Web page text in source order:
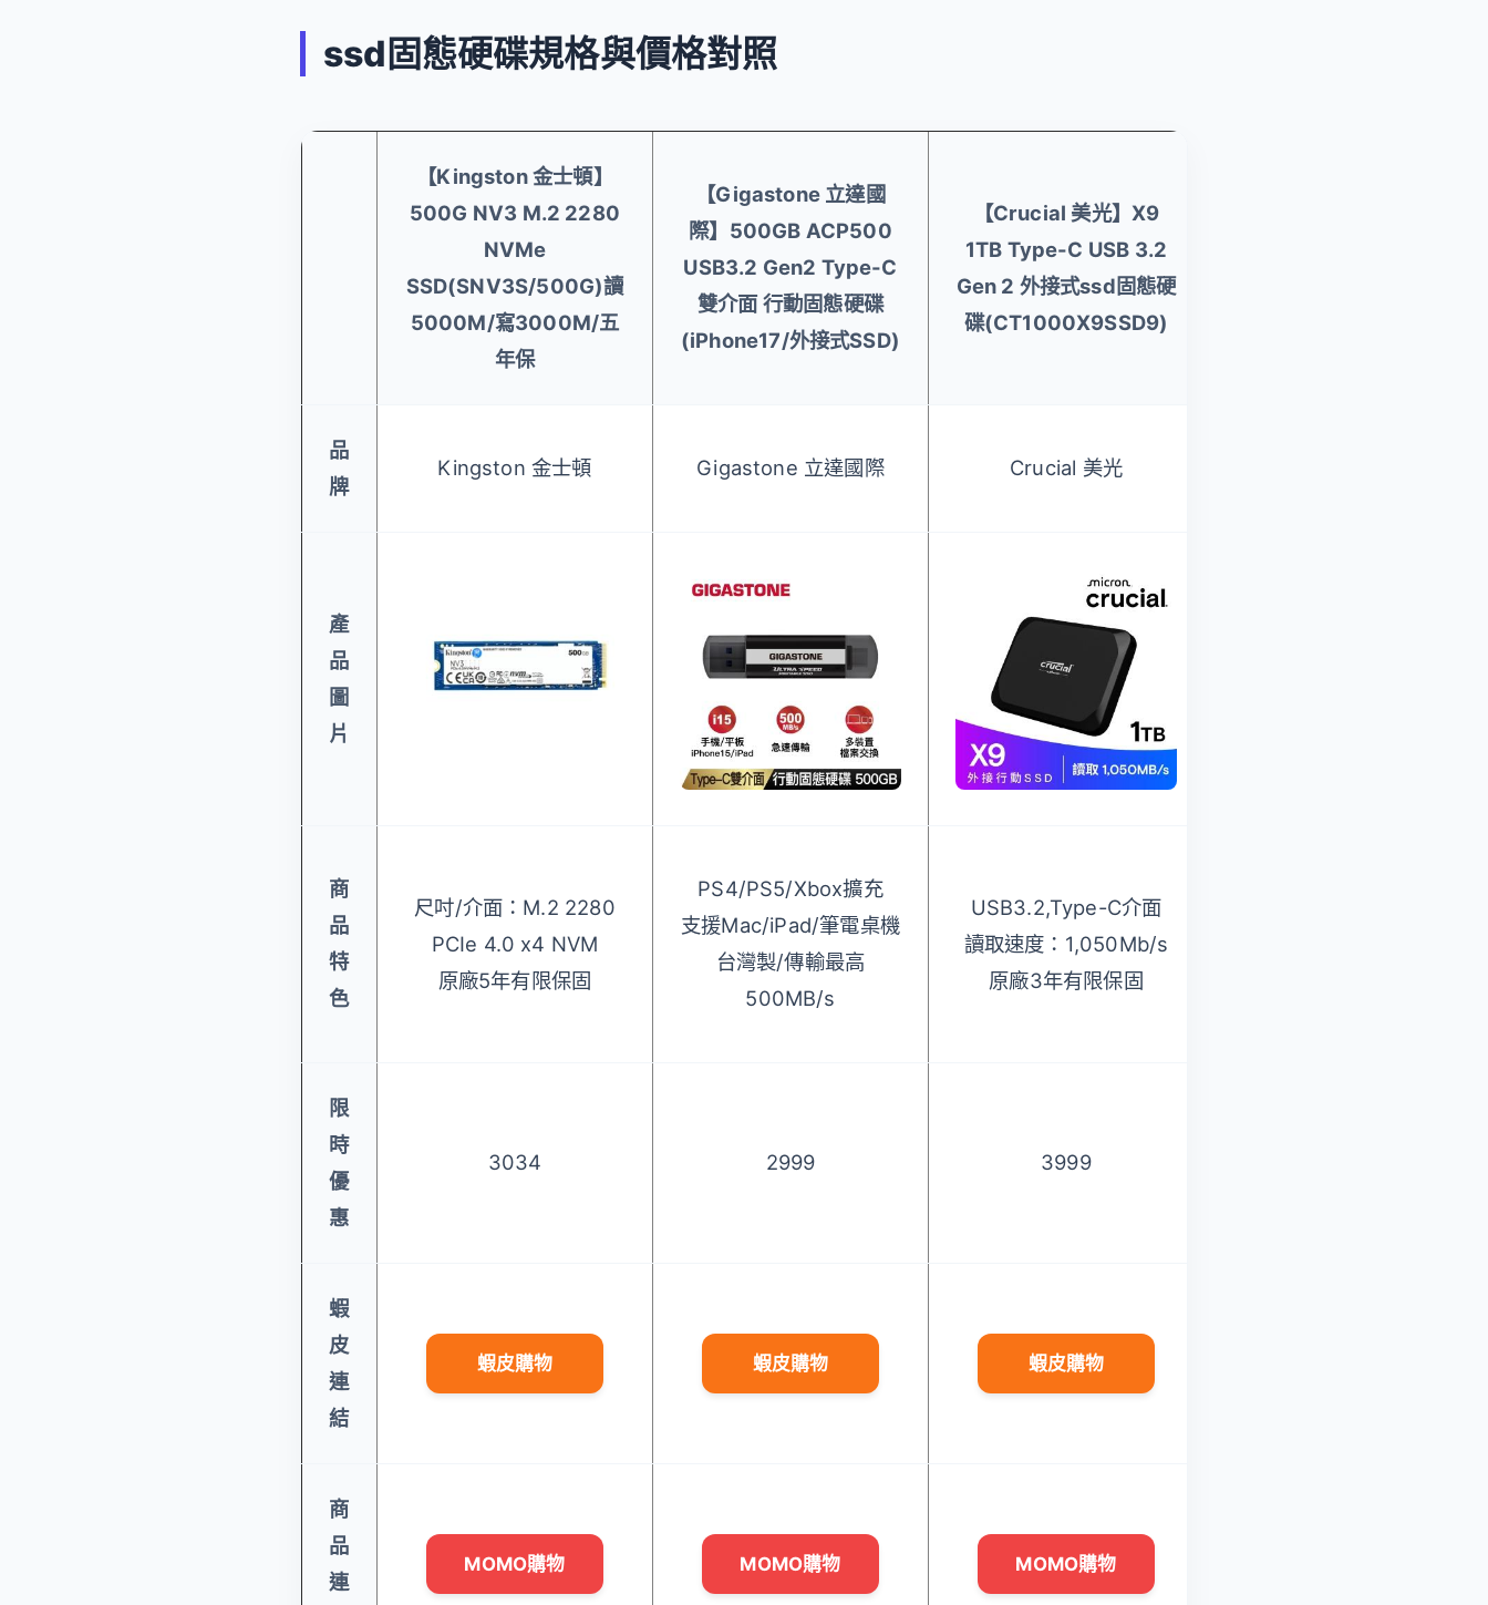
ssd固態硬碟規格與價格對照
【Kingston 金士頓】
500G NV3 M.2 2280
NVMe
SSD(SNV3S/500G)讀
5000M/寫3000M/五
年保
【Gigastone 立達國
際】500GB ACP500
USB3.2 Gen2 Type-C
雙介面 行動固態硬碟
(iPhone17/外接式SSD)
【Crucial 美光】X9
1TB Type-C USB 3.2
Gen 2 外接式ssd固態硬
碟(CT1000X9SSD9)
品
牌
Kingston 金士頓 Gigastone 立達國際 Crucial 美光
產
品
圖
片
商
品
特
色
尺吋/介面：M.2 2280
PCIe 4.0 x4 NVM
原廠5年有限保固
PS4/PS5/Xbox擴充
支援Mac/iPad/筆電桌機
台灣製/傳輸最高
500MB/s
USB3.2,Type-C介面
讀取速度：1,050Mb/s
原廠3年有限保固
限
時
優
惠
3034 2999 3999
蝦
皮
連
結
蝦皮購物 蝦皮購物 蝦皮購物
商
品
連
MOMO購物 MOMO購物 MOMO購物